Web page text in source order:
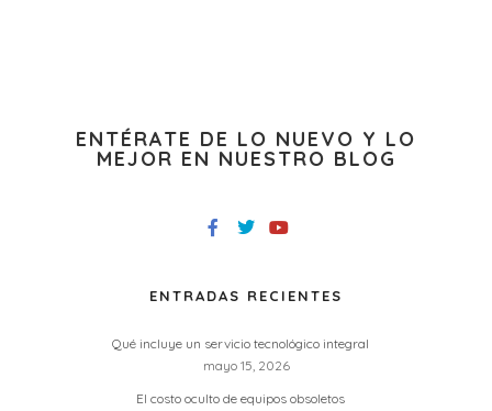
ENTÉRATE DE LO NUEVO Y LO
MEJOR EN NUESTRO BLOG
ENTRADAS RECIENTES
Qué incluye un servicio tecnológico integral
mayo 15, 2026
El costo oculto de equipos obsoletos